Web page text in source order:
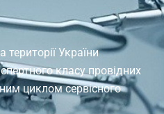
України
класу провідних
циклом сервісного